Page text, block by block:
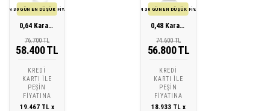
SON 30 GÜN EN DÜŞÜK FİYATI
0,64 Karat Baget Tasarım Pırlanta Kolye
76.700 TL
58.400 TL
KREDI
KARTI ILE
PEŞIN
FIYATINA
19.467 TL x
SON 30 GÜN EN DÜŞÜK FİYATI
0,48 Karat Pırlanta Baget Kolye
74.600 TL
56.800 TL
KREDI
KARTI ILE
PEŞIN
FIYATINA
18.933 TL x